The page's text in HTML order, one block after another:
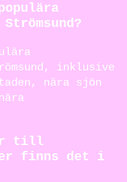
inklusive
nära sjön
till
finns det i